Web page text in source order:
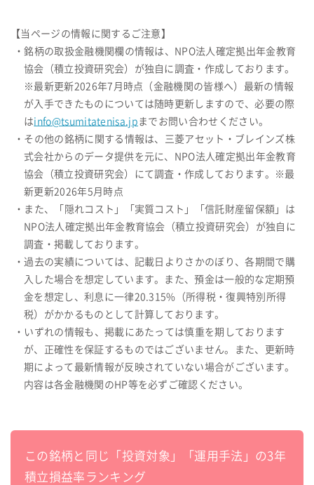
【当ページの情報に関するご注意】
・銘柄の取扱金融機関欄の情報は、NPO法人確定拠出年金教育
協会（積立投資研究会）が独自に調査・作成しております。
※最新更新2026年7月時点（金融機関の皆様へ）最新の情報
が入手できたものについては随時更新しますので、必要の際
はinfo@tsumitatenisa.jp までお問い合わせください。
・その他の銘柄に関する情報は、三菱アセット・ブレインズ株
式会社からのデータ提供を元に、NPO法人確定拠出年金教育
協会（積立投資研究会）にて調査・作成しております。※最
新更新2026年5月時点
・また、「隠れコスト」「実質コスト」「信託財産留保額」は
NPO法人確定拠出年金教育協会（積立投資研究会）が独自に
調査・掲載しております。
・過去の実績については、記載日よりさかのぼり、各期間で購
入した場合を想定しています。また、預金は一般的な定期預
金を想定し、利息に一律20.315%（所得税・復興特別所得
税）がかかるものとして計算しております。
・いずれの情報も、掲載にあたっては慎重を期しております
が、正確性を保証するものではございません。また、更新時
期によって最新情報が反映されていない場合がございます。
内容は各金融機関のHP等を必ずご確認ください。
この銘柄と同じ「投資対象」「運用手法」の3年
積立損益率ランキング